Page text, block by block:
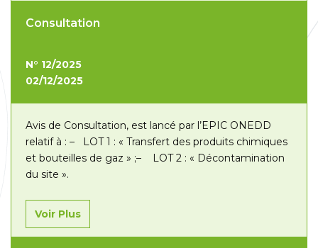
Consultation
N° 12/2025
02/12/2025
Avis de Consultation, est lancé par l’EPIC ONEDD
relatif à : – LOT 1 : « Transfert des produits chimiques
et bouteilles de gaz » ;– LOT 2 : « Décontamination
du site ».
Voir Plus